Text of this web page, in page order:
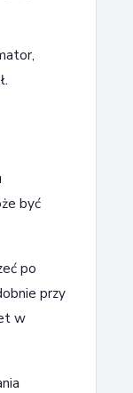
być
po
przy
w